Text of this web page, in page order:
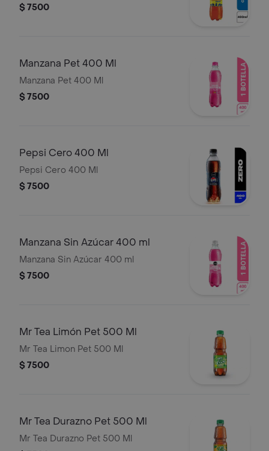
$ 7500
Manzana Pet 400 Ml
Manzana Pet 400 Ml
$ 7500
Pepsi Cero 400 Ml
Pepsi Cero 400 Ml
$ 7500
Manzana Sin Azúcar 400 ml
Manzana Sin Azúcar 400 ml
$ 7500
Mr Tea Limón Pet 500 Ml
Mr Tea Limon Pet 500 Ml
$ 7500
Mr Tea Durazno Pet 500 Ml
Mr Tea Durazno Pet 500 Ml